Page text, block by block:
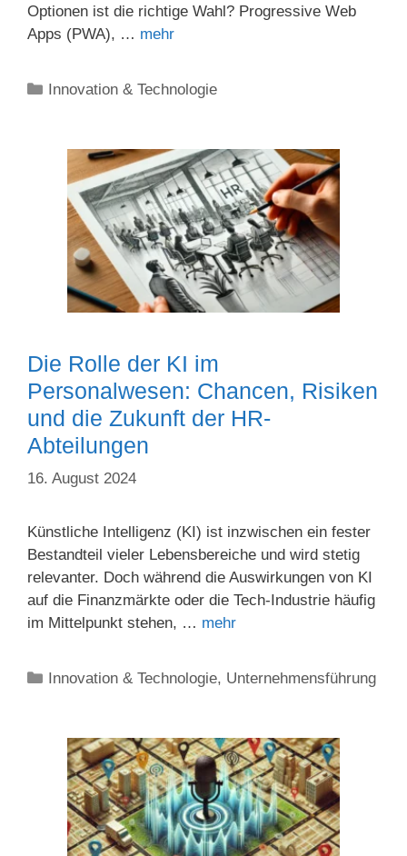
Optionen ist die richtige Wahl? Progressive Web
Apps (PWA), … mehr
Kategorien
Innovation & Technologie
Die Rolle der KI im
Personalwesen: Chancen, Risiken
und die Zukunft der HR-
Abteilungen
16. August 2024
Künstliche Intelligenz (KI) ist inzwischen ein fester
Bestandteil vieler Lebensbereiche und wird stetig
relevanter. Doch während die Auswirkungen von KI
auf die Finanzmärkte oder die Tech-Industrie häufig
im Mittelpunkt stehen, … mehr
Kategorien
Innovation & Technologie, Unternehmensführung